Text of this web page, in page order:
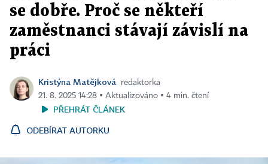
se dobře. Proč se někteří
zaměstnanci stávají závislí na
práci
Kristýna Matějková
redaktorka
21. 8. 2025 14:28 ▪ Aktualizováno ▪ 4 min. čtení
PŘEHRÁT ČLÁNEK
ODEBÍRAT AUTORKU